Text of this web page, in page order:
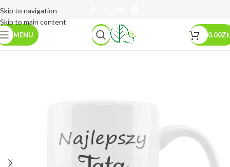
Skip to navigation
Skip to main content
MENU 0.00ZŁ